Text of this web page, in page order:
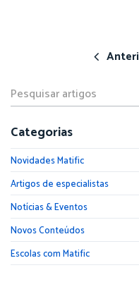
Categorias
Novidades Matific
Artigos de especialistas
Notícias & Eventos
Novos Conteúdos
Escolas com Matific